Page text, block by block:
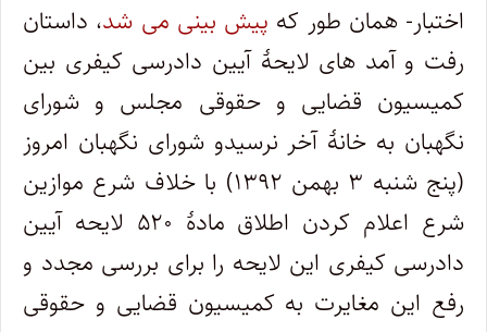
اختبار- همان طور که پیش بینی می شد، داستان
رفت و آمد های لایحۀ آیین دادرسی کیفری بین
کمیسیون قضایی و حقوقی مجلس و شورای
نگهبان به خانۀ آخر نرسیدو شورای نگهبان امروز
(پنج شنبه ۳ بهمن ۱۳۹۲) با خلاف شرع موازین
شرع اعلام کردن اطلاق مادۀ ۵۲۰ لایحه آیین
دادرسی کیفری این لایحه را برای بررسی مجدد و
رفع این مغایرت به کمیسیون قضایی و حقوقی